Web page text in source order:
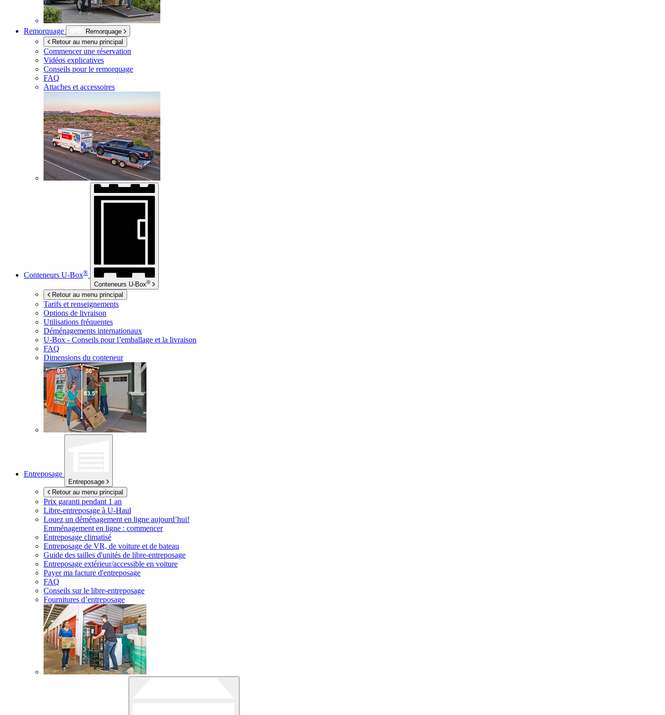
Remorquage
Remorquage
Retour au menu principal
Commencer une réservation
Vidéos explicatives
Conseils pour le remorquage
FAQ
Attaches et accessoires
Conteneurs U-Box®
Conteneurs U-Box®
Retour au menu principal
Tarifs et renseignements
Options de livraison
Utilisations fréquentes
Déménagements internationaux
U-Box - Conseils pour l’emballage et la livraison
FAQ
Dimensions du conteneur
Entreposage
Entreposage
Retour au menu principal
Prix garanti pendant 1 an
Libre-entreposage à U-Haul
Louez un déménagement en ligne aujourd’hui!
Emménagement en ligne : commencer
Entreposage climatisé
Entreposage de VR, de voiture et de bateau
Guide des tailles d'unités de libre-entreposage
Entreposage extérieur/accessible en voiture
Payer ma facture d'entreposage
FAQ
Conseils sur le libre-entreposage
Fournitures d’entreposage